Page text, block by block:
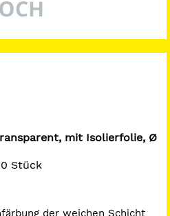
mit Isolierfolie, Ø
Stück
der weichen Schicht